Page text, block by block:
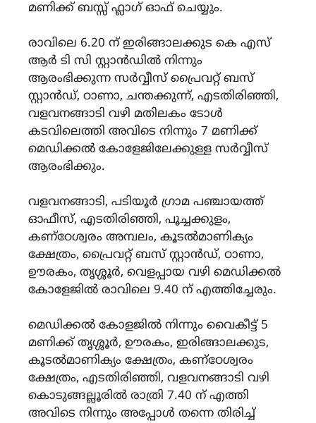
മണിക്ക് ബസ്സ് ഫ്ലാഗ് ഓഫ് ചെയ്യും.
രാവിലെ 6.20 ന് ഇരിങ്ങാലക്കുട കെ എസ്
ആർ ടി സി സ്റ്റാൻഡിൽ നിന്നും
ആരംഭിക്കുന്ന സർവ്വീസ് പ്രൈവറ്റ് ബസ്
സ്റ്റാൻഡ്, ഠാണാ, ചന്തക്കുന്ന്, എടതിരിഞ്ഞി,
വളവനങ്ങാടി വഴി മതിലകം ടോൾ
കടവിലെത്തി അവിടെ നിന്നും 7 മണിക്ക്
മെഡിക്കൽ കോളേജിലേക്കുള്ള സർവ്വീസ്
ആരംഭിക്കും.
വളവനങ്ങാടി, പടിയൂർ ഗ്രാമ പഞ്ചായത്ത്
ഓഫീസ്, എടതിരിഞ്ഞി, പൂച്ചക്കുളം,
കണ്ഠേശ്വരം അമ്പലം, കൂടൽമാണിക്യം
ക്ഷേത്രം, പ്രൈവറ്റ് ബസ് സ്റ്റാൻഡ്, ഠാണാ,
ഊരകം, തൃശ്ശൂർ, വെളപ്പായ വഴി മെഡിക്കൽ
കോളേജിൽ രാവിലെ 9.40 ന് എത്തിച്ചേരും.
മെഡിക്കൽ കോളജിൽ നിന്നും വൈകീട്ട് 5
മണിക്ക് തൃശ്ശൂർ, ഊരകം, ഇരിങ്ങാലക്കുട,
കൂടൽമാണിക്യം ക്ഷേത്രം, കണ്ഠേശ്വരം
ക്ഷേത്രം, എടതിരിഞ്ഞി, വളവനങ്ങാടി വഴി
കൊടുങ്ങല്ലൂരിൽ രാത്രി 7.40 ന് എത്തി
അവിടെ നിന്നും അപ്പോൾ തന്നെ തിരിച്ച്